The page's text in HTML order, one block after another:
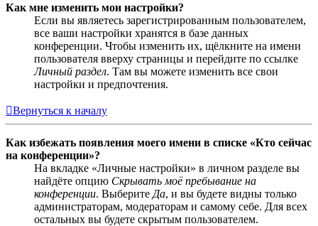
Как мне изменить мои настройки?
Если вы являетесь зарегистрированным пользователем,
все ваши настройки хранятся в базе данных
конференции. Чтобы изменить их, щёлкните на имени
пользователя вверху страницы и перейдите по ссылке
Личный раздел. Там вы можете изменить все свои
настройки и предпочтения.
Вернуться к началу
Как избежать появления моего имени в списке «Кто сейчас
на конференции»?
На вкладке «Личные настройки» в личном разделе вы
найдёте опцию Скрывать моё пребывание на
конференции. Выберите Да, и вы будете видны только
администраторам, модераторам и самому себе. Для всех
остальных вы будете скрытым пользователем.